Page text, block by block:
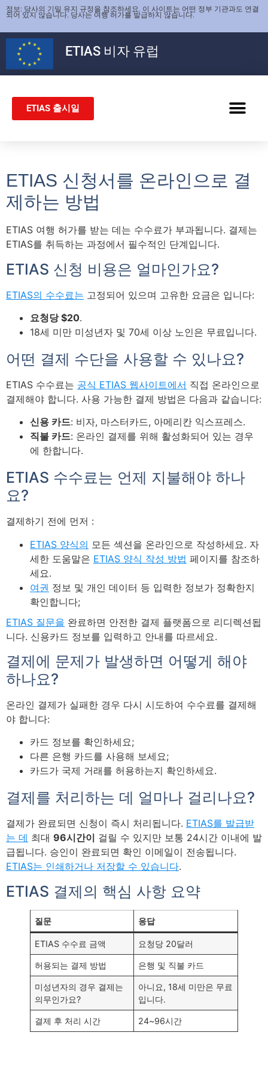
정보: 당사의 기밀 유지 규정을 참조하세요. 이 사이트는 어떤 정부 기관과도 연결
되어 있지 않습니다. 당사는 여행 허가를 발급하지 않습니다.
ETIAS비자 유럽
ETIAS 출시일
ETIAS 신청서를 온라인으로 결
제하는 방법
ETIAS 여행 허가를 받는 데는 수수료가 부과됩니다. 결제는
ETIAS를 취득하는 과정에서 필수적인 단계입니다.
ETIAS 신청 비용은 얼마인가요?
ETIAS의 수수료는 고정되어 있으며 고유한 요금은 입니다:
요청당 $20.
18세 미만 미성년자 및 70세 이상 노인은 무료입니다.
어떤 결제 수단을 사용할 수 있나요?
ETIAS 수수료는 공식 ETIAS 웹사이트에서 직접 온라인으로
결제해야 합니다. 사용 가능한 결제 방법은 다음과 같습니다:
신용 카드: 비자, 마스터카드, 아메리칸 익스프레스.
직불 카드: 온라인 결제를 위해 활성화되어 있는 경우
에 한합니다.
ETIAS 수수료는 언제 지불해야 하나
요?
결제하기 전에 먼저 :
ETIAS 양식의 모든 섹션을 온라인으로 작성하세요. 자
세한 도움말은 ETIAS 양식 작성 방법 페이지를 참조하
세요.
여권 정보 및 개인 데이터 등 입력한 정보가 정확한지
확인합니다;
ETIAS 질문을 완료하면 안전한 결제 플랫폼으로 리디렉션됩
니다. 신용카드 정보를 입력하고 안내를 따르세요.
결제에 문제가 발생하면 어떻게 해야
하나요?
온라인 결제가 실패한 경우 다시 시도하여 수수료를 결제해
야 합니다:
카드 정보를 확인하세요;
다른 은행 카드를 사용해 보세요;
카드가 국제 거래를 허용하는지 확인하세요.
결제를 처리하는 데 얼마나 걸리나요?
결제가 완료되면 신청이 즉시 처리됩니다. ETIAS를 발급받
는 데 최대 96시간이 걸릴 수 있지만 보통 24시간 이내에 발
급됩니다. 승인이 완료되면 확인 이메일이 전송됩니다.
ETIAS는 인쇄하거나 저장할 수 있습니다.
ETIAS 결제의 핵심 사항 요약
질문 응답
ETIAS 수수료 금액 요청당 20달러
허용되는 결제 방법 은행 및 직불 카드
미성년자의 경우 결제는
의무인가요?
아니요, 18세 미만은 무료
입니다.
결제 후 처리 시간 24~96시간